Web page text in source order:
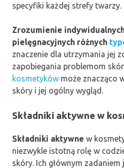
specyfiki każdej strefy twarzy.
Zrozumienie
pielęgnacyjnych różnych
znaczenie dla utrzymania jej
zapobiegania problemom
kosmetyków może znacząco
skóry i jej ogólny wygląd.
Składniki aktywne w
Składniki aktywne w
niezwykle istotną rolę w
skóry. Ich głównym